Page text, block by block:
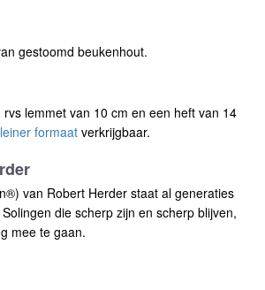
gestoomd beukenhout.
lemmet van 10 cm en een heft van 14
formaat verkrijgbaar.
van Robert Herder staat al generaties
die scherp zijn en scherp blijven,
mee te gaan.